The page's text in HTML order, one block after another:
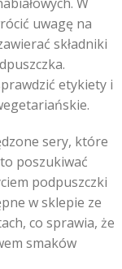
uwagę na
składniki
etykiety i
sery, które
poszukiwać
podpuszczki
w sklepie ze
co sprawia, że
smaków